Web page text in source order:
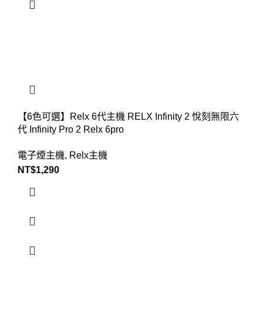
【6色可選】Relx 6代主機 RELX Infinity 2 悅刻無限六
代 Infinity Pro 2 Relx 6pro
電子煙主機, Relx主機
NT$1,290